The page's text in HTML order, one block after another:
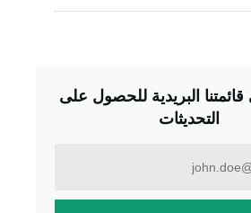
البريدية للحصول على
التحديثات